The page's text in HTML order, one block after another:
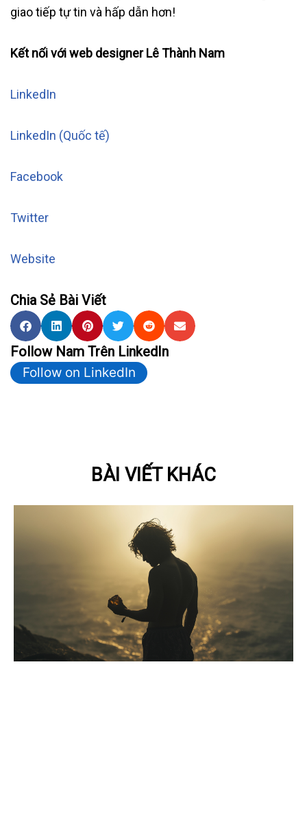
giao tiếp tự tin và hấp dẫn hơn!
Kết nối với web designer Lê Thành Nam
LinkedIn
LinkedIn (Quốc tế)
Facebook
Twitter
Website
Chia Sẻ Bài Viết
Follow Nam Trên LinkedIn
Follow on LinkedIn
BÀI VIẾT KHÁC